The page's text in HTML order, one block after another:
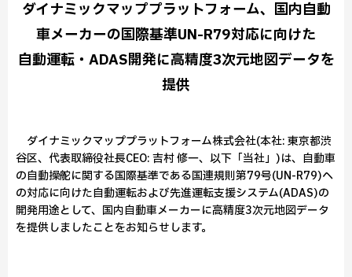
ダイナミックマッププラットフォーム、国内自動
車メーカーの国際基準UN-R79対応に向けた
自動運転・ADAS開発に高精度3次元地図データを
提供
ダイナミックマッププラットフォーム株式会社(本社: 東京都渋
谷区、代表取締役社長CEO: 吉村 修一、以下「当社」)は、自動車
の自動操舵に関する国際基準である国連規則第79号(UN-R79)へ
の対応に向けた自動運転および先進運転支援システム(ADAS)の
開発用途として、国内自動車メーカーに高精度3次元地図データ
を提供しましたことをお知らせします。